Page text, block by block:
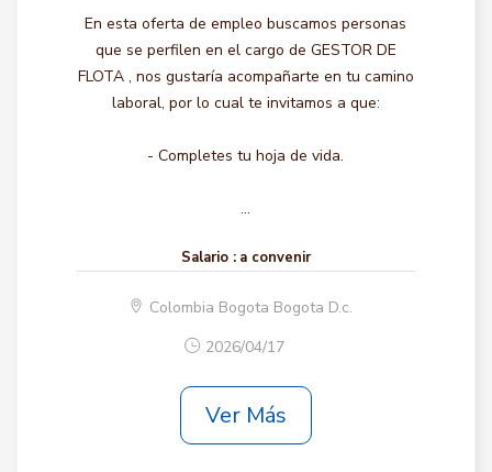
En esta oferta de empleo buscamos personas
que se perfilen en el cargo de GESTOR DE
FLOTA , nos gustaría acompañarte en tu camino
laboral, por lo cual te invitamos a que:
- Completes tu hoja de vida.
...
Salario : a convenir
Colombia Bogota Bogota D.c.
2026/04/17
Ver Más